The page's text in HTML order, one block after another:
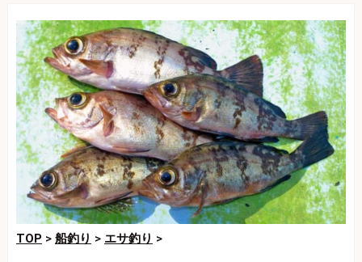
TOP > 船釣り > エサ釣り >